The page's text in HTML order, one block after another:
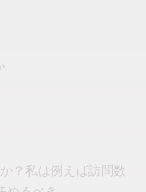
？私は例えば訪問数